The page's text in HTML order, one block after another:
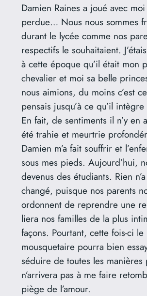
Damien Raines a joué avec moi
perdue… Nous nous sommes
durant le lycée comme nos
respectifs le souhaitaient.
à cette époque qu’il était mon
chevalier et moi sa belle
nous aimions, du moins c’est
pensais jusqu’à ce qu’il
En fait, de sentiments il n’y en
été trahie et meurtrie
Damien m’a fait souffrir et
sous mes pieds. Aujourd’hui,
devenus des étudiants. Rien
changé, puisque nos parents
ordonnent de reprendre une
liera nos familles de la plus
façons. Pourtant, cette fois-ci le
mousquetaire pourra bien
séduire de toutes les manières
n’arrivera pas à me faire
piège de l’amour.